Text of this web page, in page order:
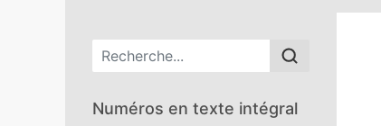
Menu principal
Numéros en texte intégral